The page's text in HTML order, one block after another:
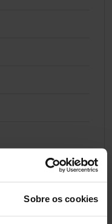
Sobre os cookies